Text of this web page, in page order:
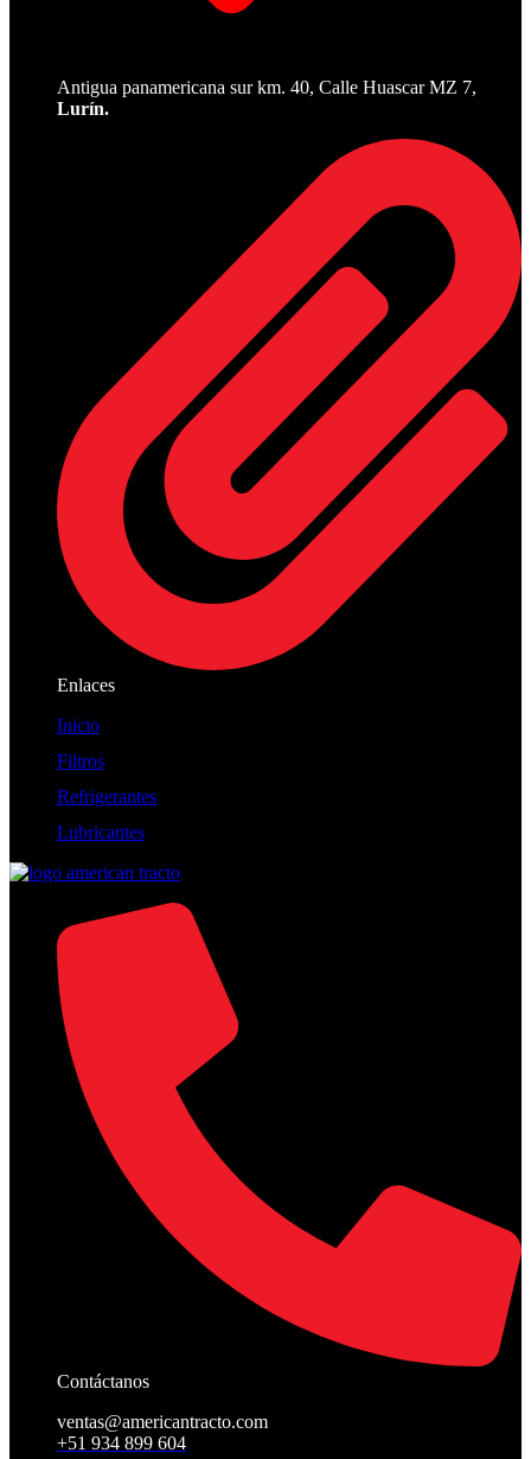
Antigua panamericana sur km. 40, Calle Huascar MZ 7,
Lurín.
Enlaces
Inicio
Filtros
Refrigerantes
Lubricantes
Contáctanos
ventas@americantracto.com
+51 934 899 604